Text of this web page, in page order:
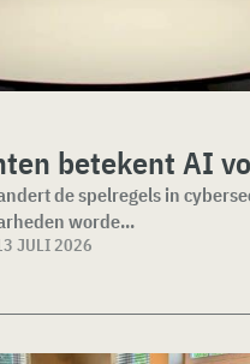
betekent AI
de spelregels in
worde...
JULI 2026